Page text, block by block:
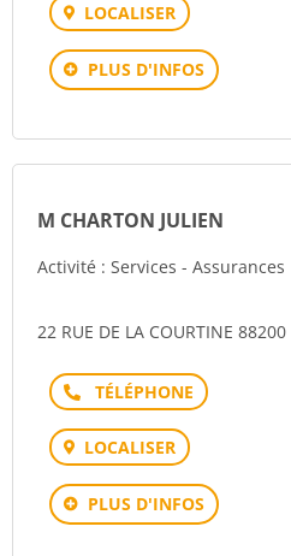
LOCALISER
PLUS D'INFOS
M CHARTON JULIEN
Activité : Services - Assurances
22 RUE DE LA COURTINE
Téléphone
LOCALISER
PLUS D'INFOS